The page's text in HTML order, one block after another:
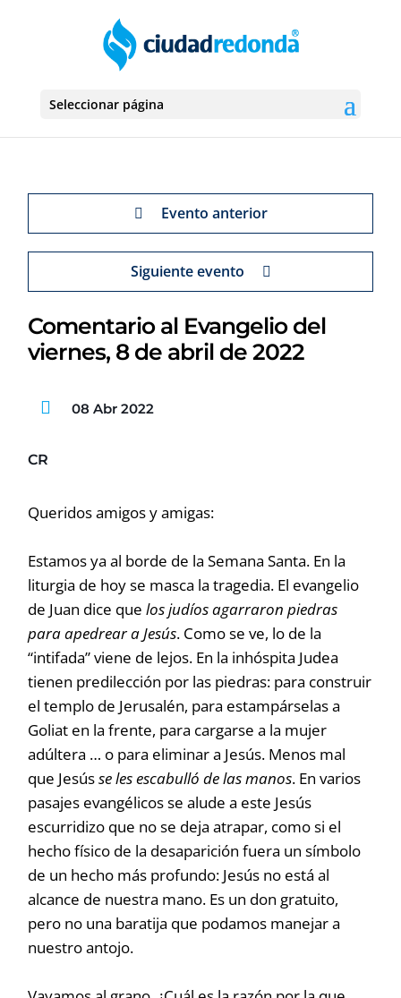
Seleccionar página
Evento anterior
Siguiente evento
Comentario al Evangelio del
viernes, 8 de abril de 2022
08 Abr 2022
CR
Queridos amigos y amigas:
Estamos ya al borde de la Semana Santa. En la
liturgia de hoy se masca la tragedia. El evangelio
de Juan dice quelos judíos agarraron piedras
para apedrear a Jesús. Como se ve, lo de la
“intifada” viene de lejos. En la inhóspita Judea
tienen predilección por las piedras: para construir
el templo de Jerusalén, para estampárselas a
Goliat en la frente, para cargarse a la mujer
adúltera … o para eliminar a Jesús. Menos mal
que Jesússe les escabulló de las manos. En varios
pasajes evangélicos se alude a este Jesús
escurridizo que no se deja atrapar, como si el
hecho físico de la desaparición fuera un símbolo
de un hecho más profundo: Jesús no está al
alcance de nuestra mano. Es un don gratuito,
pero no una baratija que podamos manejar a
nuestro antojo.